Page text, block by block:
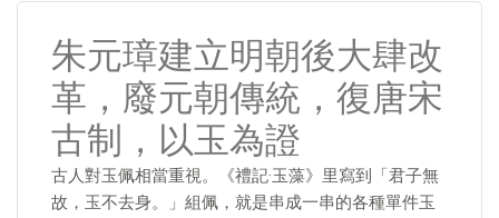
朱元璋建立明朝後大肆改
革，廢元朝傳統，復唐宋
古制，以玉為證
古人對玉佩相當重視。《禮記·玉藻》里寫到「君子無
故，玉不去身。」組佩，就是串成一串的各種單件玉